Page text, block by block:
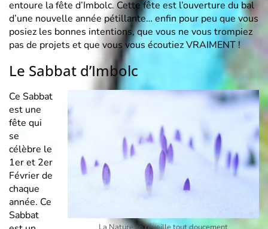
entoure la fête d’Imbolc. Cette fête est l’ouverture du bal
d’une nouvelle année pétillante… enfin pour peu que vous
posiez les bonnes intentions, que vous ne vous trompiez
pas de projets et que vous vous écoutiez VRAIMENT !
Le Sabbat d’Imbolc
Ce Sabbat
est une
fête qui
se
célèbre le
1er et 2er
Février de
chaque
année. Ce
Sabbat